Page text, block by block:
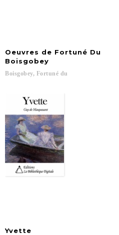
Oeuvres de Fortuné Du
Boisgobey
Boisgobey, Fortuné du
Yvette